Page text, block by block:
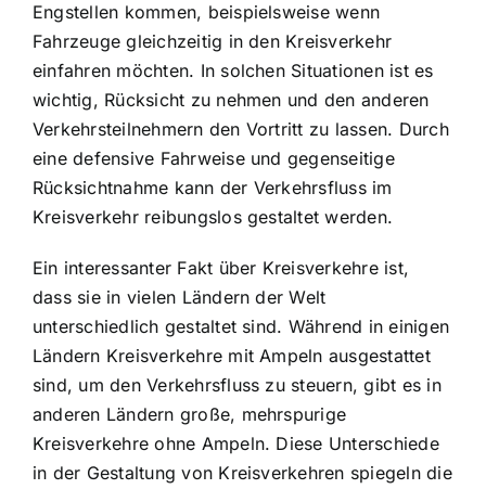
Engstellen kommen, beispielsweise wenn
Fahrzeuge gleichzeitig in den Kreisverkehr
einfahren möchten. In solchen Situationen ist es
wichtig, Rücksicht zu nehmen und den anderen
Verkehrsteilnehmern den Vortritt zu lassen. Durch
eine defensive Fahrweise und gegenseitige
Rücksichtnahme kann der Verkehrsfluss im
Kreisverkehr reibungslos gestaltet werden.
Ein interessanter Fakt über Kreisverkehre ist,
dass sie in vielen Ländern der Welt
unterschiedlich gestaltet sind. Während in einigen
Ländern Kreisverkehre mit Ampeln ausgestattet
sind, um den Verkehrsfluss zu steuern, gibt es in
anderen Ländern große, mehrspurige
Kreisverkehre ohne Ampeln. Diese Unterschiede
in der Gestaltung von Kreisverkehren spiegeln die